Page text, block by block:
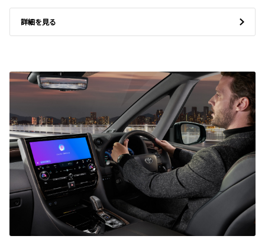
詳細を見る